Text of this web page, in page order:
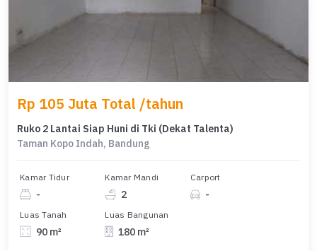
Rp 105 Juta Total /tahun
Ruko 2 Lantai Siap Huni di Tki (Dekat Talenta)
Taman Kopo Indah, Bandung
Kamar Tidur
-
Kamar Mandi
2
Carport
-
Luas Tanah
90 m²
Luas Bangunan
180 m²